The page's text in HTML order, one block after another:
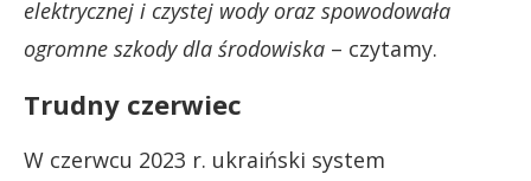
elektrycznej i czystej wody oraz spowodowała
ogromne szkody dla środowiska – czytamy.
Trudny czerwiec
W czerwcu 2023 r. ukraiński system